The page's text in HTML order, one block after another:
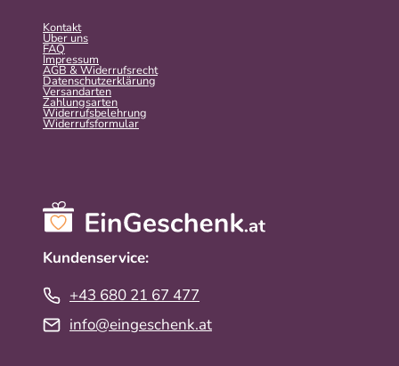
Kontakt
Über uns
FAQ
Impressum
AGB & Widerrufsrecht
Datenschutzerklärung
Versandarten
Zahlungsarten
Widerrufsbelehrung
Widerrufs­formular
Kundenservice:
+43 680 21 67 477
info@eingeschenk.at